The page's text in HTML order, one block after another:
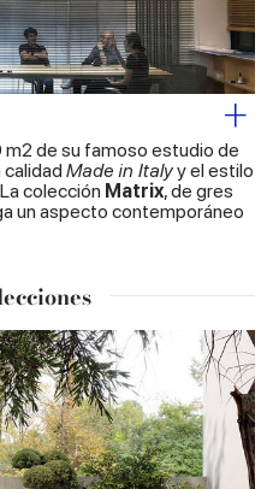
that you’ve
collected from your use
de su famoso estudio de
calidad Made in Italyy el estilo
colección Matrix, de gres
un aspecto contemporáneo